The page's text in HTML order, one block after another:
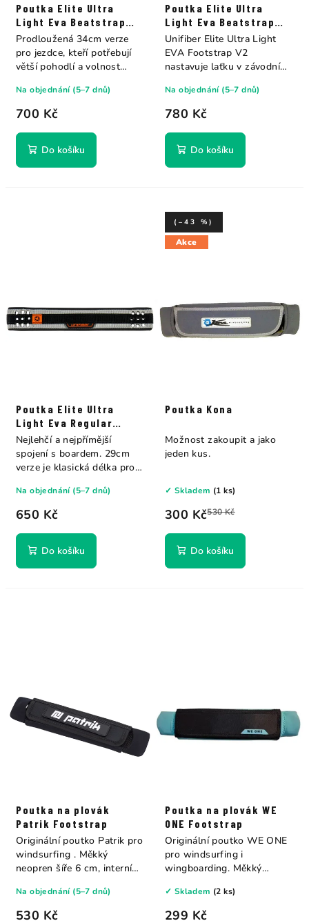
Poutka Elite Ultra
Light Eva Beatstrap
34cm Unifiber
700 Kč
Na objednání (5–7 dnů)
Do košíku
Prodloužená 34cm verze
pro jezdce, kteří potřebují
větší pohodlí a volnost
Poutka Elite Ultra
Light Eva Beatstrap
40cm Unifiber
780 Kč
Na objednání (5–7 dnů)
Do košíku
Unifiber Elite Ultra Light
EVA Footstrap V2
nastavuje laťku v závodním
Poutka Elite Ultra
Light Eva Regular
29cm Unifiber
650 Kč
Na objednání (5–7 dnů)
Do košíku
Nejlehčí a nejpřímější
spojení s boardem. 29cm
verze je klasická délka pro
Akce
Poutka Kona
300 Kč530 Kč
(–43 %)
✓ Skladem (1 ks)
Do košíku
Možnost zakoupit a jako
jeden kus.
Poutka na plovák
Patrik Footstrap
530 Kč
Na objednání (5–7 dnů)
Originální poutko Patrik pro
windsurfing . Měkký
neopren šíře 6 cm, interní
Poutka na plovák WE
ONE Footstrap
299 Kč
✓ Skladem (2 ks)
Originální poutko WE ONE
pro windsurfing i
wingboarding. Měkký